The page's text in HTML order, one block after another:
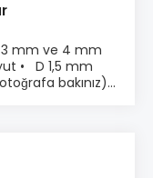
3 mm ve 4 mm
bakınız)